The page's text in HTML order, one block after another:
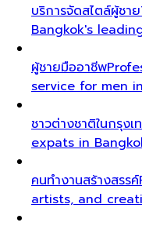
บริการจัดสไตล์ผู้ชาย
Bangkok's
ผู้ชายมืออาชีพ
service for men
ชาวต่างชาติในกรุงเ
expats in
คนทำงานสร้างสรรค์
artists, and